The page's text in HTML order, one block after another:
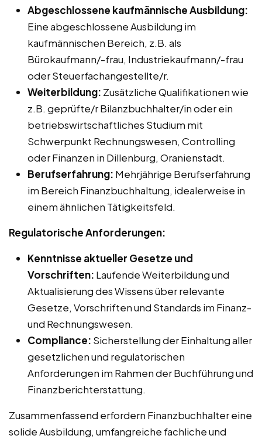
Abgeschlossene kaufmännische Ausbildung:
Eine abgeschlossene Ausbildung im
kaufmännischen Bereich, z.B. als
Bürokaufmann/-frau, Industriekaufmann/-frau
oder Steuerfachangestellte/r.
Weiterbildung: Zusätzliche Qualifikationen wie
z.B. geprüfte/r Bilanzbuchhalter/in oder ein
betriebswirtschaftliches Studium mit
Schwerpunkt Rechnungswesen, Controlling
oder Finanzen in Dillenburg, Oranienstadt.
Berufserfahrung: Mehrjährige Berufserfahrung
im Bereich Finanzbuchhaltung, idealerweise in
einem ähnlichen Tätigkeitsfeld.
Regulatorische Anforderungen:
Kenntnisse aktueller Gesetze und
Vorschriften: Laufende Weiterbildung und
Aktualisierung des Wissens über relevante
Gesetze, Vorschriften und Standards im Finanz-
und Rechnungswesen.
Compliance: Sicherstellung der Einhaltung aller
gesetzlichen und regulatorischen
Anforderungen im Rahmen der Buchführung und
Finanzberichterstattung.
Zusammenfassend erfordern Finanzbuchhalter eine
solide Ausbildung, umfangreiche fachliche und